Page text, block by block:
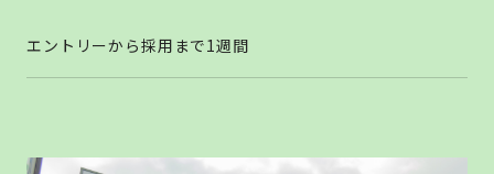
エントリーから採用まで1週間